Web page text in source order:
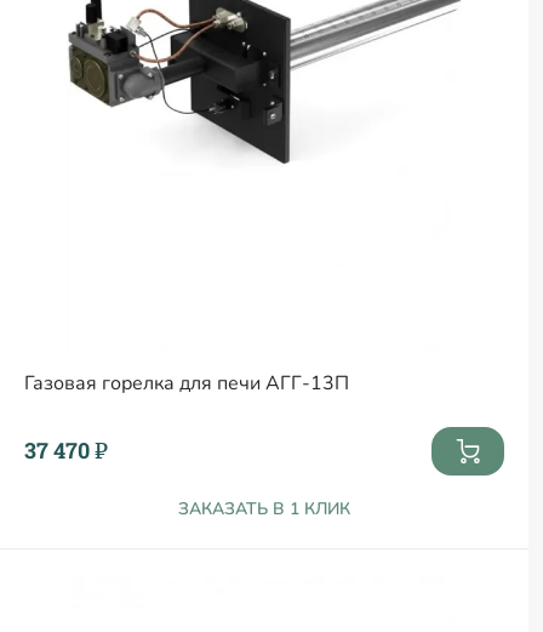
Газовая горелка для печи АГГ-13П
37 470 ₽
ЗАКАЗАТЬ В 1 КЛИК